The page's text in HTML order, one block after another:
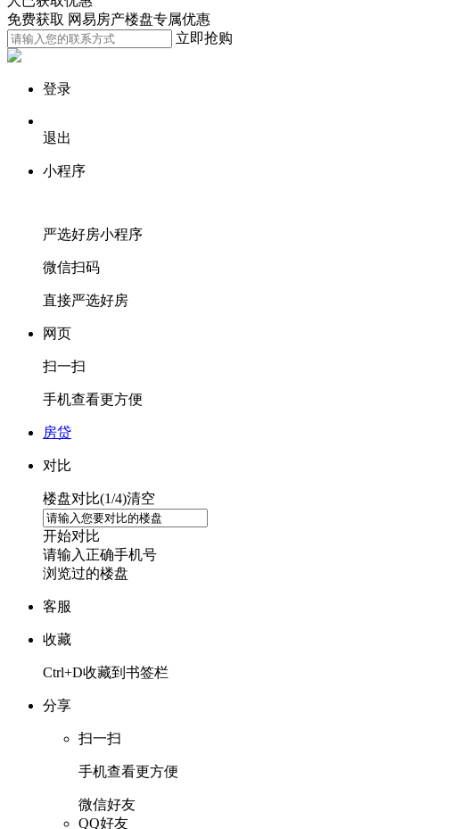
免费获取 网易房产楼盘专属优惠
立即抢购
登录
退出
小程序
严选好房小程序
微信扫码
直接严选好房
网页
扫一扫
手机查看更方便
房贷
对比
楼盘对比(1/4)清空
开始对比
请输入正确手机号
浏览过的楼盘
客服
收藏
Ctrl+D收藏到书签栏
分享
扫一扫
手机查看更方便
微信好友
QQ好友